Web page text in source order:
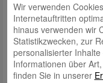
Auch auf der
hervorragend.
Wir verwenden
Internetauftritten
hinaus verwenden wir
Statistikzwecken, zur
personalisierter
Informationen über
finden Sie in unserer